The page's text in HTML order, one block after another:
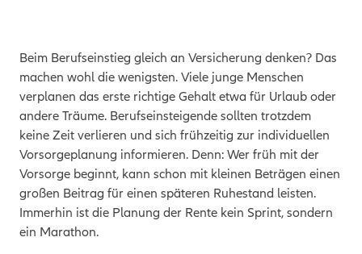
Beim Berufseinstieg gleich an Versicherung denken? Das
machen wohl die wenigsten. Viele junge Menschen
verplanen das erste richtige Gehalt etwa für Urlaub oder
andere Träume. Berufseinsteigende sollten trotzdem
keine Zeit verlieren und sich frühzeitig zur individuellen
Vorsorgeplanung informieren. Denn: Wer früh mit der
Vorsorge beginnt, kann schon mit kleinen Beträgen einen
großen Beitrag für einen späteren Ruhestand leisten.
Immerhin ist die Planung der Rente kein Sprint, sondern
ein Marathon.